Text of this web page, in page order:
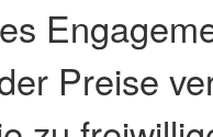
Preise